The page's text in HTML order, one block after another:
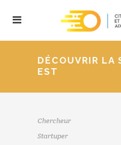
DÉCOUVRIR LA
EST
Chercheur
Startuper